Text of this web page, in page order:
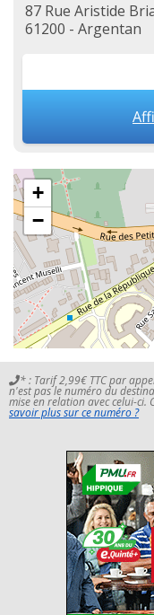
87 Rue Aristide
61200 - Argentan
+
−
* : Tarif 2,99€ TTC par
n'est pas le numéro du
mise en relation avec celui-ci.
savoir plus sur ce numéro ?